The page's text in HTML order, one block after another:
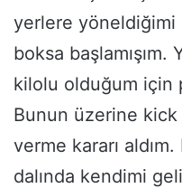
yerlere
boksa başlamışım.
kilolu olduğum için
Bunun üzerine kick
verme kararı
dalında kendimi